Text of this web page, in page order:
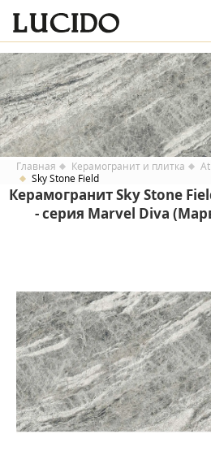
Главная Керамогранит и плитка
Sky Stone Field
Керамогранит Sky Stone
- серия Marvel Diva